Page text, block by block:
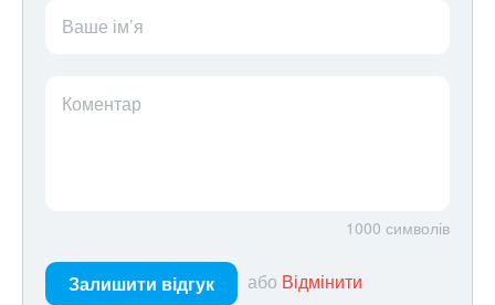
Ваше ім’я
Коментар
1000 символів
Залишити відгук або Відмінити